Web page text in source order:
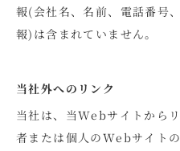
報(会社名、名前、電話番号
報)は含まれていません。
当社外へのリンク
当社は、当Webサイトから
者または個人のWebサイト